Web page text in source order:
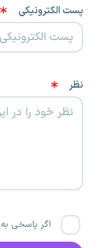
پست الکترونیکی
نظر
اگر پاسخی